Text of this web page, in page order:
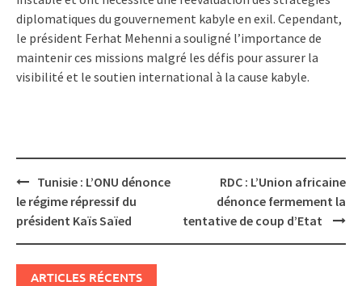
diplomatiques du gouvernement kabyle en exil. Cependant,
le président Ferhat Mehenni a souligné l’importance de
maintenir ces missions malgré les défis pour assurer la
visibilité et le soutien international à la cause kabyle.
Post
navigation
Tunisie : L’ONU dénonce
le régime répressif du
président Kaïs Saïed
RDC : L’Union africaine
dénonce fermement la
tentative de coup d’Etat
ARTICLES RÉCENTS